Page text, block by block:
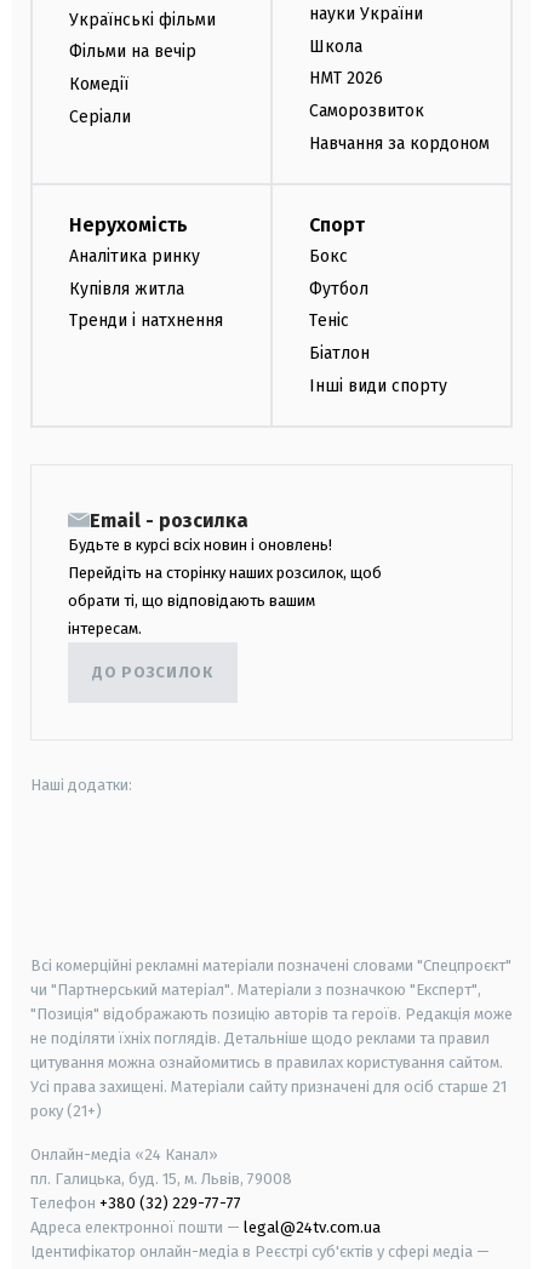
Українські фільми
Фільми на вечір
Комедії
Серіали
науки України
Школа
НМТ 2026
Саморозвиток
Навчання за кордоном
Нерухомість
Аналітика ринку
Купівля житла
Тренди і натхнення
Спорт
Бокс
Футбол
Теніс
Біатлон
Інші види спорту
Email - розсилка
Будьте в курсі всіх новин і оновлень!
Перейдіть на сторінку наших розсилок, щоб
обрати ті, що відповідають вашим
інтересам.
ДО РОЗСИЛОК
Наші додатки:
Всі комерційні рекламні матеріали позначені словами "Спецпроєкт"
чи "Партнерський матеріал". Матеріали з позначкою "Експерт",
"Позиція" відображають позицію авторів та героїв. Редакція може
не поділяти їхніх поглядів. Детальніше щодо реклами та правил
цитування можна ознайомитись в правилах користування сайтом.
Усі права захищені. Матеріали сайту призначені для осіб старше 21
року (21+)
Онлайн-медіа «24 Канал»
пл. Галицька, буд. 15, м. Львів, 79008
Телефон +380 (32) 229-77-77
Адреса електронної пошти — legal@24tv.com.ua
Ідентифікатор онлайн-медіа в Реєстрі суб'єктів у сфері медіа —